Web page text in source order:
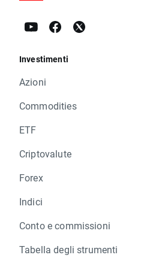
Investimenti
Azioni
Commodities
ETF
Criptovalute
Forex
Indici
Conto e commissioni
Tabella degli strumenti